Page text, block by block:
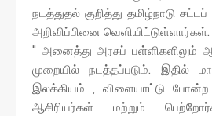
நடத்துதல் குறித்து தமிழ்நாடு
அறிவிப்பினை வெளியிட்டுள்ளார்கள்.
" அனைத்து அரசுப் பள்ளிகளிலும்
முறையில் நடத்தப்படும். இதில்
இலக்கியம் , விளையாட்டு
ஆசிரியர்கள் மற்றும்